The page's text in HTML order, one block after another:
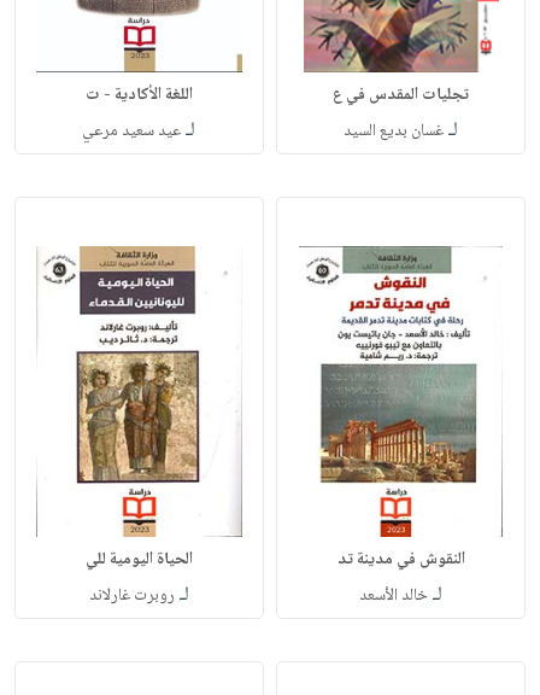
تجليات المقدس في ع
لـغسان بديع السيد
اللغة الأكادية - ت
لـعيد سعيد مرعي
النقوش في مدينة تد
لـخالد الأسعد
الحياة اليومية للي
لـ روبرت غارلاند